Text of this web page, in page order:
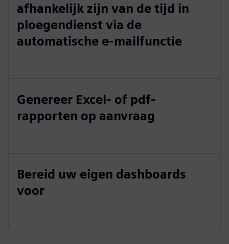
afhankelijk zijn van de tijd in
ploegendienst via de
automatische e-mailfunctie
Genereer Excel- of pdf-
rapporten op aanvraag
Bereid uw eigen dashboards
voor